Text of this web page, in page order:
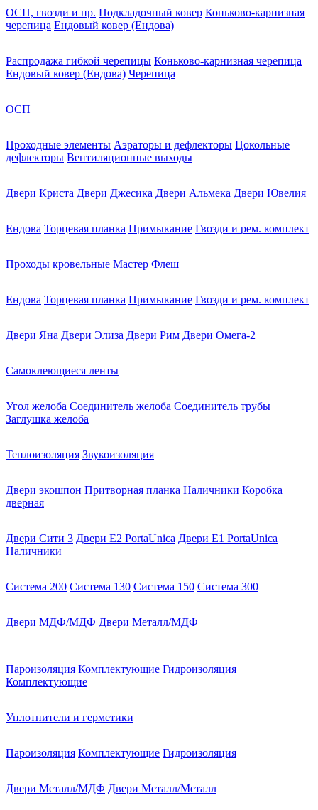
ОСП, гвозди и пр. Подкладочный ковер Коньково-карнизная
черепица Ендовый ковер (Ендова)
Распродажа гибкой черепицы Коньково-карнизная черепица
Ендовый ковер (Ендова) Черепица
ОСП
Проходные элементы Аэраторы и дефлекторы Цокольные
дефлекторы Вентиляционные выходы
Двери Криста Двери Джесика Двери Альмека Двери Ювелия
Ендова Торцевая планка Примыкание Гвозди и рем. комплект
Проходы кровельные Мастер Флеш
Ендова Торцевая планка Примыкание Гвозди и рем. комплект
Двери Яна Двери Элиза Двери Рим Двери Омега-2
Самоклеющиеся ленты
Угол желоба Соединитель желоба Соединитель трубы
Заглушка желоба
Теплоизоляция Звукоизоляция
Двери экошпон Притворная планка Наличники Коробка
дверная
Двери Сити 3 Двери E2 PortaUnica Двери E1 PortaUnica
Наличники
Система 200 Система 130 Система 150 Система 300
Двери МДФ/МДФ Двери Металл/МДФ
Пароизоляция Комплектующие Гидроизоляция
Комплектующие
Уплотнители и герметики
Пароизоляция Комплектующие Гидроизоляция
Двери Металл/МДФ Двери Металл/Металл